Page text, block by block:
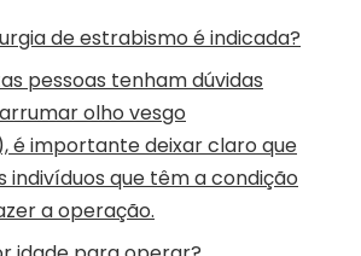
de estrabismo é indicada?
pessoas tenham dúvidas
olho vesgo
é importante deixar claro que
indivíduos que têm a condição
a operação.